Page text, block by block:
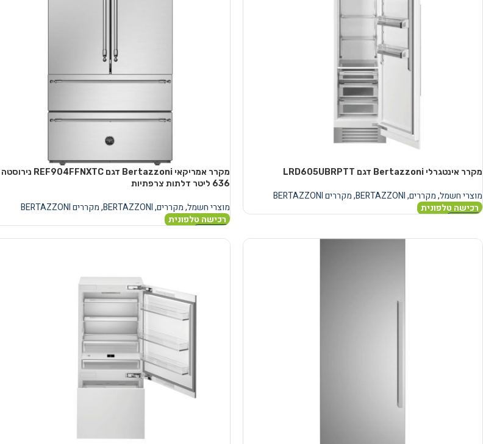
מקרר אינטגרלי Bertazzoni דגם LRD605UBRPTT
מוצרי חשמל,מקררים,
BERTAZZONI
,מקררים BERTAZZONI
רכישה טלפונית
מקרר אמריקאי Bertazzoni דגם REF904FFNXTC נירוסטה
מוצרי חשמל,מקררים,
BERTAZZONI
,מקררים BERTAZZONI
רכישה טלפונית